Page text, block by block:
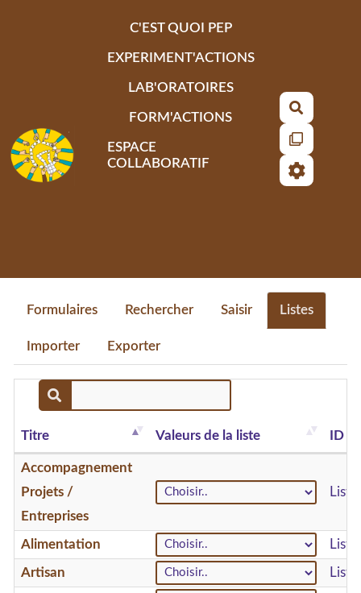
C'EST QUOI PEP
EXPERIMENT'ACTIONS
LAB'ORATOIRES
FORM'ACTIONS
ESPACE
COLLABORATIF
Formulaires Rechercher Saisir Listes
Importer Exporter
Titre Valeurs de la liste ID
Accompagnement
Projets /
Entreprises
Alimentation
Artisan